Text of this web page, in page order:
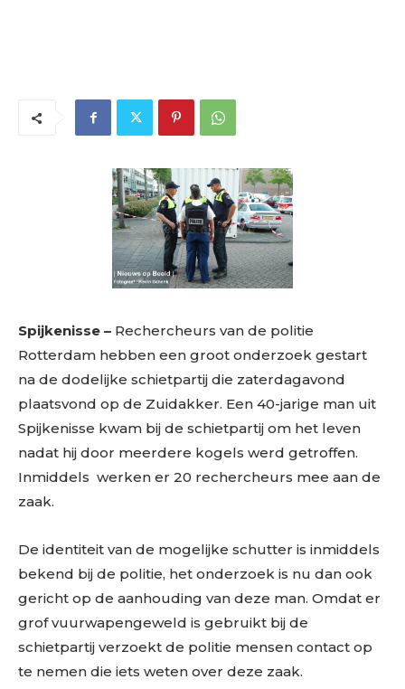
Spijkenisse – Rechercheurs van de politie
Rotterdam hebben een groot onderzoek gestart
na de dodelijke schietpartij die zaterdagavond
plaatsvond op de Zuidakker. Een 40-jarige man uit
Spijkenisse kwam bij de schietpartij om het leven
nadat hij door meerdere kogels werd getroffen.
Inmiddels werken er 20 rechercheurs mee aan de
zaak.
De identiteit van de mogelijke schutter is inmiddels
bekend bij de politie, het onderzoek is nu dan ook
gericht op de aanhouding van deze man. Omdat er
grof vuurwapengeweld is gebruikt bij de
schietpartij verzoekt de politie mensen contact op
te nemen die iets weten over deze zaak.